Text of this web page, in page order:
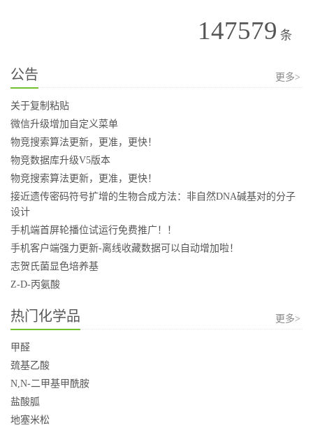
147579 条
公告 更多>
关于复制粘贴
微信升级增加自定义菜单
物竞搜索算法更新，更准，更快！
物竞数据库升级V5版本
物竞搜索算法更新，更准，更快！
接近遗传密码符号扩增的生物合成方法：非自然DNA碱基对的分子
设计
手机端首屏轮播位试运行免费推广！！
手机客户端强力更新-离线收藏数据可以自动增加啦！
志贺氏菌显色培养基
Z-D-丙氨酸
热门化学品 更多>
甲醛
巯基乙酸
N,N-二甲基甲酰胺
盐酸胍
地塞米松